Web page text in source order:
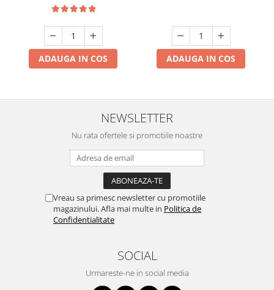
ADAUGA IN COS ADAUGA IN COS
NEWSLETTER
Nu rata ofertele si promotiile noastre
Vreau sa primesc newsletter cu promotiile
magazinului. Afla mai multe in Politica de
Confidentialitate
SOCIAL
Urmareste-ne in social media